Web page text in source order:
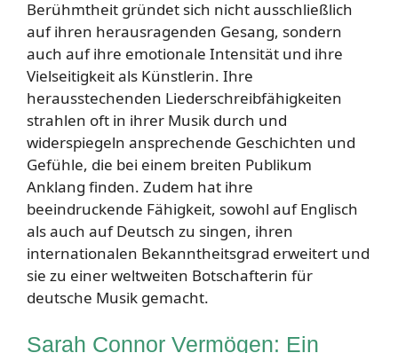
Berühmtheit gründet sich nicht ausschließlich
auf ihren herausragenden Gesang, sondern
auch auf ihre emotionale Intensität und ihre
Vielseitigkeit als Künstlerin. Ihre
herausstechenden Liederschreibfähigkeiten
strahlen oft in ihrer Musik durch und
widerspiegeln ansprechende Geschichten und
Gefühle, die bei einem breiten Publikum
Anklang finden. Zudem hat ihre
beeindruckende Fähigkeit, sowohl auf Englisch
als auch auf Deutsch zu singen, ihren
internationalen Bekanntheitsgrad erweitert und
sie zu einer weltweiten Botschafterin für
deutsche Musik gemacht.
Sarah Connor Vermögen: Ein